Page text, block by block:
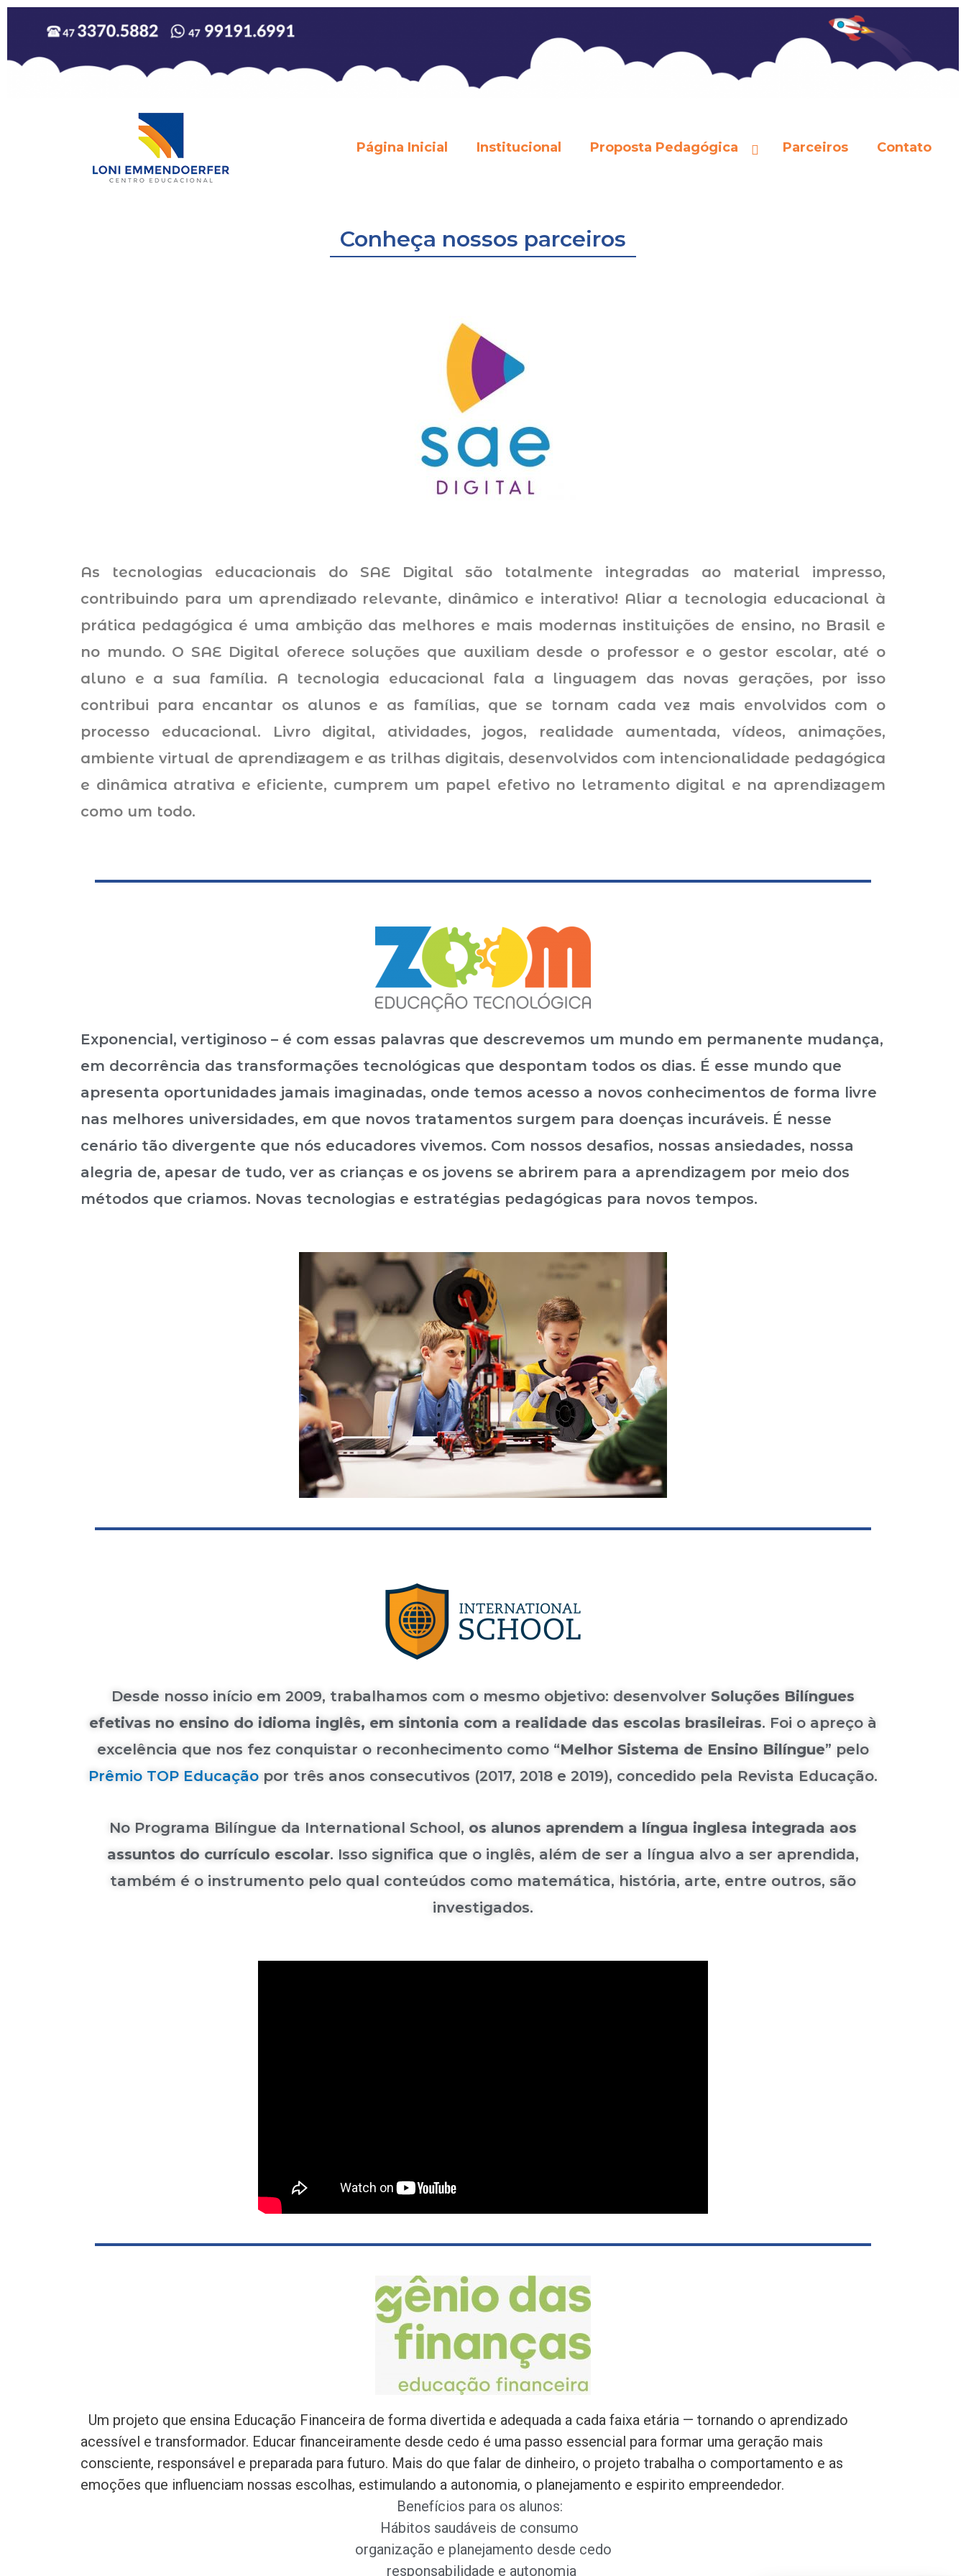
Página Inicial Institucional Proposta Pedagógica Parceiros Contato
Conheça nossos parceiros
As tecnologias educacionais do SAE Digital são totalmente integradas ao material impresso,
contribuindo para um aprendizado relevante, dinâmico e interativo! Aliar a tecnologia educacional à
prática pedagógica é uma ambição das melhores e mais modernas instituições de ensino, no Brasil e
no mundo. O SAE Digital oferece soluções que auxiliam desde o professor e o gestor escolar, até o
aluno e a sua família. A tecnologia educacional fala a linguagem das novas gerações, por isso
contribui para encantar os alunos e as famílias, que se tornam cada vez mais envolvidos com o
processo educacional. Livro digital, atividades, jogos, realidade aumentada, vídeos, animações,
ambiente virtual de aprendizagem e as trilhas digitais, desenvolvidos com intencionalidade pedagógica
e dinâmica atrativa e eficiente, cumprem um papel efetivo no letramento digital e na aprendizagem
como um todo.
Exponencial, vertiginoso – é com essas palavras que descrevemos um mundo em permanente mudança,
em decorrência das transformações tecnológicas que despontam todos os dias. É esse mundo que
apresenta oportunidades jamais imaginadas, onde temos acesso a novos conhecimentos de forma livre
nas melhores universidades, em que novos tratamentos surgem para doenças incuráveis. É nesse
cenário tão divergente que nós educadores vivemos. Com nossos desafios, nossas ansiedades, nossa
alegria de, apesar de tudo, ver as crianças e os jovens se abrirem para a aprendizagem por meio dos
métodos que criamos. Novas tecnologias e estratégias pedagógicas para novos tempos.
Desde nosso início em 2009, trabalhamos com o mesmo objetivo: desenvolver Soluções Bilíngues
efetivas no ensino do idioma inglês, em sintonia com a realidade das escolas brasileiras. Foi o apreço à
excelência que nos fez conquistar o reconhecimento como “Melhor Sistema de Ensino Bilíngue” pelo
Prêmio TOP Educação por três anos consecutivos (2017, 2018 e 2019), concedido pela Revista Educação.
No Programa Bilíngue da International School, os alunos aprendem a língua inglesa integrada aos
assuntos do currículo escolar. Isso significa que o inglês, além de ser a língua alvo a ser aprendida,
também é o instrumento pelo qual conteúdos como matemática, história, arte, entre outros, são
investigados.
Um projeto que ensina Educação Financeira de forma divertida e adequada a cada faixa etária — tornando o aprendizado
acessível e transformador. Educar financeiramente desde cedo é uma passo essencial para formar uma geração mais
consciente, responsável e preparada para futuro. Mais do que falar de dinheiro, o projeto trabalha o comportamento e as
emoções que influenciam nossas escolhas, estimulando a autonomia, o planejamento e espirito empreendedor.
Benefícios para os alunos:
Hábitos saudáveis de consumo
organização e planejamento desde cedo
responsabilidade e autonomia